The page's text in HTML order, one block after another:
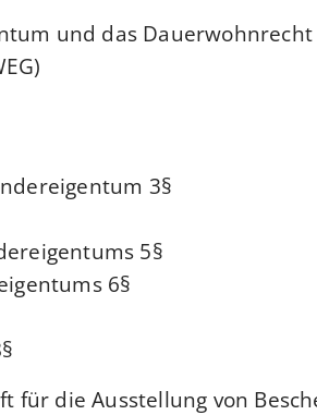
und das Dauerwohnrecht
§3 Vertragliche Einräumung von Sondereigentum
§5 Gegenstand und Inhalt des Sondereigentums
§6 Unselbstständigkeit des Sondereigentums
§8 Teilung durch den Eigentümer
für die Ausstellung von